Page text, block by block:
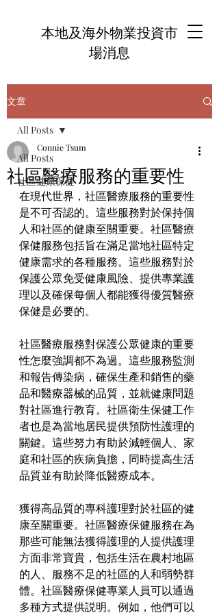
本地及海外物業投資市
場消息
文章
All Posts
社區健康保健
All Posts
社區醫療服務的重要性
Connie Tsum
在現代世界，社區醫療服務的重要性
是不可否認的。這些服務對於保持個
人和社區的健康至關重要。社區醫療
保健服務包括旨在滿足當地社區特定
健康需求的各種服務。這些服務對於
保護公眾免受健康風險、提供專業護
理以及確保每個人都能獲得優質醫療
保健是必要的。
社區醫療服務對保護公眾健康的重要
性怎麼強調都不為過。這些服務監測
和報告傳染病，確保生產和銷售的藥
品和醫療器械的品質，並就健康問題
對社區進行教育。社區衛生保健工作
者也是為當地居民提供預防性護理的
關鍵。這些努力有助於減輕個人、家
庭和社區的疾病負擔，同時提高生活
品質並有助於降低醫療成本。
獲得高品質的專科護理對於社區的健
康至關重要。社區醫療保健服務在為
那些可能無法獲得護理的人提供護理
方面非常寶貴，包括生活在農村地區
的人、服務不足的社區的人和弱勢群
體。社區醫療保健專業人員可以通過
多種方式提供説明。例如，他們可以